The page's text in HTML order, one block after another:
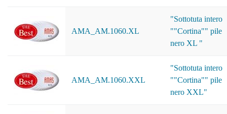
AMA_AM.1060.XL
"Sottotuta intero
""Cortina"" pile
nero XL "
AMA_AM.1060.XXL
"Sottotuta intero
""Cortina"" pile
nero XXL"